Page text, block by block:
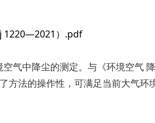
1220—2021）.pdf
气中降尘的测定。与《环境空
法的操作性，可满足当前大气环